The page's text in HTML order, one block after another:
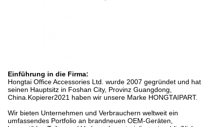
Einführung in die Firma:
Hongtai Office Accessories Ltd. wurde 2007 gegründet und hat
seinen Hauptsitz in Foshan City, Provinz Guangdong,
China.Kopierer2021 haben wir unsere Marke HONGTAIPART.
Wir bieten Unternehmen und Verbrauchern weltweit ein
umfassendes Portfolio an brandneuen OEM-Geräten,